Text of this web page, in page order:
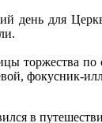
для
торжества по
фокусник-
в